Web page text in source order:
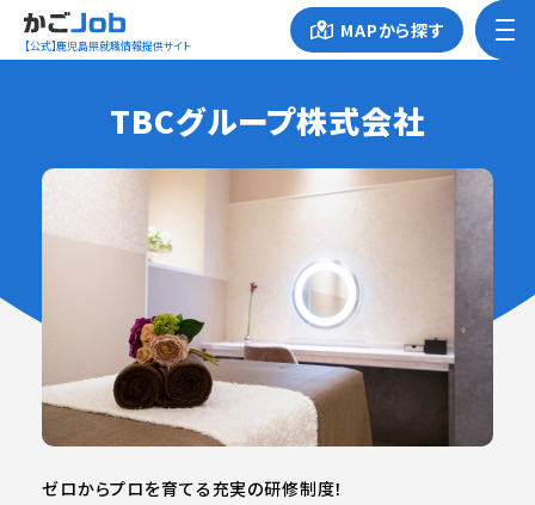
【公式】鹿児島県就職情報提供サイト
MAPから探す
TBCグループ株式会社
ゼロからプロを育てる充実の研修制度！